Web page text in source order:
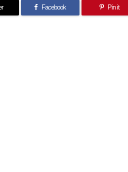
Facebook Pin it